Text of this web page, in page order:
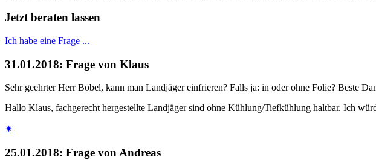
Jetzt beraten lassen
Ich habe eine Frage ...
31.01.2018: Frage von Klaus
Sehr geehrter Herr Böbel, kann man Landjäger einfrieren? Falls ja: in oder ohne Folie? Beste
Hallo Klaus, fachgerecht hergestellte Landjäger sind ohne Kühlung/Tiefkühlung haltbar. Ich
✷
25.01.2018: Frage von Andreas